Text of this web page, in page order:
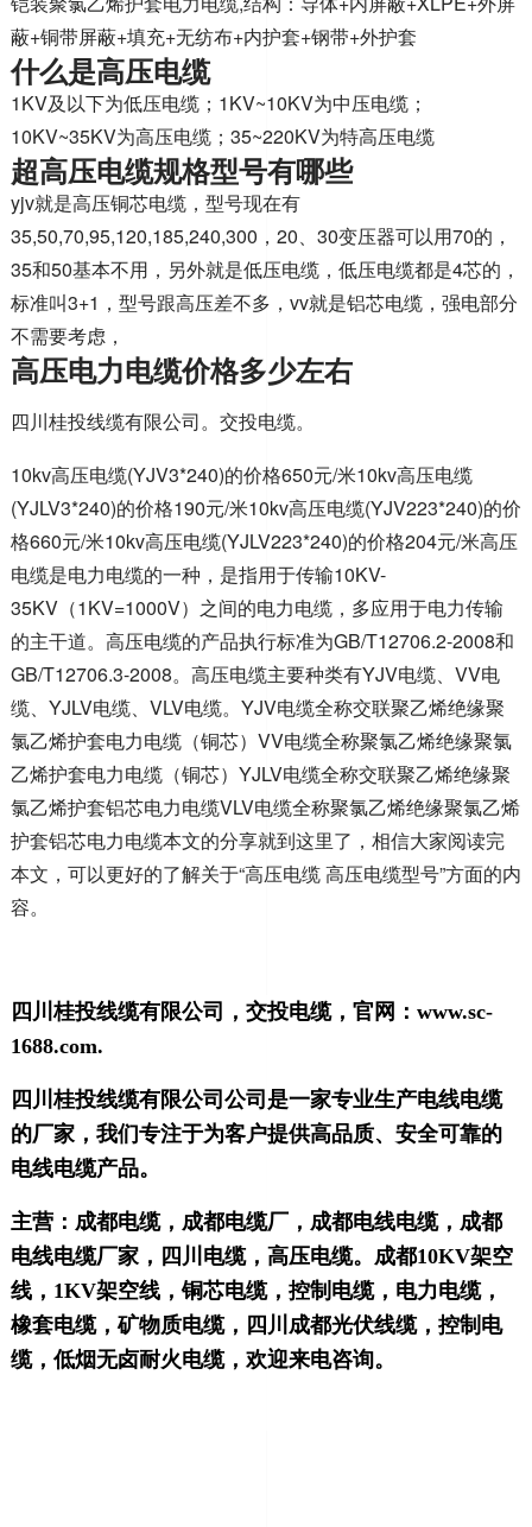
蔽+铜带屏蔽+填充+无纺布+内护套+钢带+外护套
什么是高压电缆
1KV及以下为低压电缆；1KV~10KV为中压电缆；
10KV~35KV为高压电缆；35~220KV为特高压电缆
超高压电缆规格型号有哪些
yjv就是高压铜芯电缆，型号现在有
35,50,70,95,120,185,240,300，20、30变压器可以用70的，
35和50基本不用，另外就是低压电缆，低压电缆都是4芯的，
标准叫3+1，型号跟高压差不多，vv就是铝芯电缆，强电部分
不需要考虑，
高压电力电缆价格多少左右
四川桂投线缆有限公司。交投电缆。
10kv高压电缆(YJV3*240)的价格650元/米10kv高压电缆
(YJLV3*240)的价格190元/米10kv高压电缆(YJV223*240)的价
格660元/米10kv高压电缆(YJLV223*240)的价格204元/米高压
电缆是电力电缆的一种，是指用于传输10KV-
35KV（1KV=1000V）之间的电力电缆，多应用于电力传输
的主干道。高压电缆的产品执行标准为GB/T12706.2-2008和
GB/T12706.3-2008。高压电缆主要种类有YJV电缆、VV电
缆、YJLV电缆、VLV电缆。YJV电缆全称交联聚乙烯绝缘聚
氯乙烯护套电力电缆（铜芯）VV电缆全称聚氯乙烯绝缘聚氯
乙烯护套电力电缆（铜芯）YJLV电缆全称交联聚乙烯绝缘聚
氯乙烯护套铝芯电力电缆VLV电缆全称聚氯乙烯绝缘聚氯乙烯
护套铝芯电力电缆本文的分享就到这里了，相信大家阅读完
本文，可以更好的了解关于“高压电缆 高压电缆型号”方面的内
容。
四川桂投线缆有限公司，交投电缆，官网：www.sc-
1688.com.
四川桂投线缆有限公司公司是一家专业生产电线电缆
的厂家，我们专注于为客户提供高品质、安全可靠的
电线电缆产品。
主营： 成都电缆，成都电缆厂，成都电线电缆，成都
电线电缆厂家，四川电缆，高压电缆。成都10KV架空
线，1KV架空线，铜芯电缆，控制电缆，电力电缆，
橡套电缆，矿物质电缆，四川成都光伏线缆，控制电
缆，低烟无卤耐火电缆，欢迎来电咨询。